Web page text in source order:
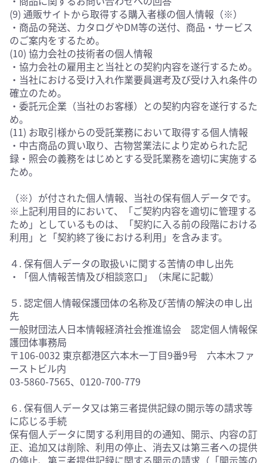
(9) 通販サイトから取得する購入者様の個人情報（※）
・商品の発送、カタログやDM等の送付、商品・サービス
のご案内をするため。
(10) 協力会社の技術者の個人情報
・協力会社の雇用主と当社との契約内容を遂行するため。
・当社における受け入れ作業要員選考及び受け入れ条件の
確立のため。
・委託元企業（当社のお客様）との契約内容を遂行するた
め。
(11) お取引様からの受託業務において取得する個人情報
・中古商品の買い取り、古物営業法により定められた記
録・照会の義務をはじめとする受託業務を適切に実施する
ため。
（※）が付された個人情報、当社の保有個人データです。
※上記利用目的において、「ご契約内容を適切に管理する
ため」としているものは、「契約に入る前の段階における
利用」と「契約終了後における利用」を含みます。
４. 保有個人データの取扱いに関する苦情の申し出先
・「個人情報苦情及び相談窓口」（末尾に記載）
５. 認定個人情報保護団体の名称及び苦情の解決の申し出
先
一般財団法人日本情報経済社会推進協会 認定個人情報保
護団体事務局
〒106-0032 東京都港区六本木一丁目9番9号 六本木ファ
ーストビル内
03-5860-7565、0120-700-779
６. 保有個人データ又は第三者提供記録の開示等の請求等
に応じる手続
保有個人データに関する利用目的の通知、開示、内容の訂
正、追加又は削除、利用の停止、消去又は第三者への提供
の停止、第三者提供記録に関する開示の請求（「開示等の